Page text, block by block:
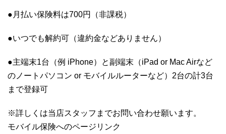
●月払い保険料は700円（非課税）
●いつでも解約可（違約金などありません）
●主端末1台（例 iPhone）と副端末（iPad or Mac Airなど
のノートパソコン or モバイルルーターなど）2台の計3台
まで登録可
※詳しくは当店スタッフまでお問い合わせ願います。
モバイル保険へのページリンク